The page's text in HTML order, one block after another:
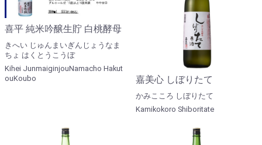
喜平 純米吟醸生貯 白桃酵母
きへい じゅんまいぎんじょうなま
ちょ はくとうこうぼ
Kihei JunmaiginjouNamacho Hakut
ouKoubo
嘉美心 しぼりたて
かみこころ しぼりたて
Kamikokoro Shiboritate